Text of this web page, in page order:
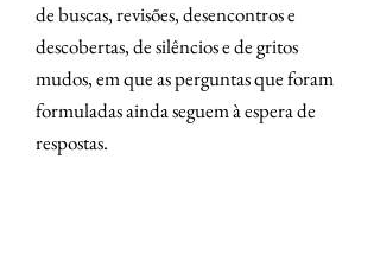
de buscas, revisões, desencontros e
descobertas, de silêncios e de gritos
mudos, em que as perguntas que foram
formuladas ainda seguem à espera de
respostas.